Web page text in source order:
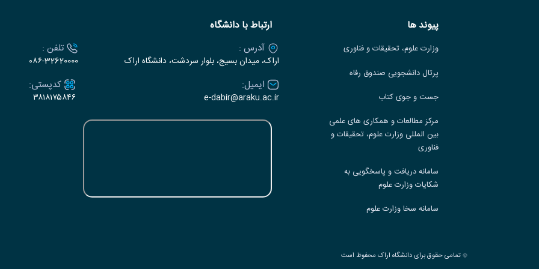
پیوند ها
وزارت علوم، تحقیقات و فناوری
پرتال دانشجویی صندوق رفاه
جست و جوی کتاب
مرکز مطالعات و همکاری های علمی
بین المللی وزارت علوم، تحقیقات و
فناوری
سامانه دریافت و پاسخگویی به
شکایات وزارت علوم
سامانه سخا وزارت علوم
ارتباط با دانشگاه
آدرس :
اراک، میدان بسیج، بلوار سردشت، دانشگاه اراک
تلفن :
۰۸۶-32620000
ایمیل:
e-dabir@araku.ac.ir
کدپستی:
۳۸۱۸۱۷۵۸۴۶
تمامی حقوق برای دانشگاه اراک محفوظ است